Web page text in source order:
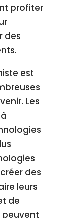
profiter
des
est
Les
des
leurs
de